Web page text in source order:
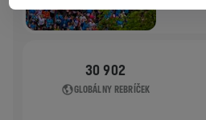
30 902
GLOBÁLNY REBRÍČEK